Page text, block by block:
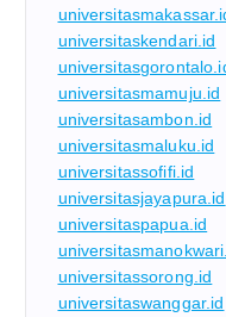
universitaskendari.id
universitasmamuju.id
universitasambon.id
universitasmaluku.id
universitassofifi.id
universitasjayapura.id
universitaspapua.id
universitassorong.id
universitaswanggar.id